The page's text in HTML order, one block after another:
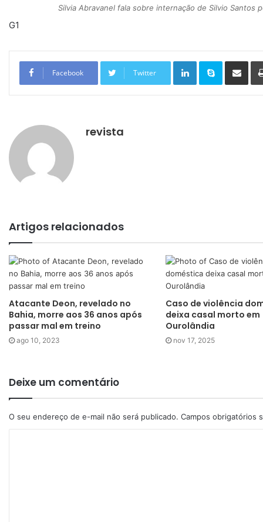
Silvia Abravanel fala sobre internação de Silvio Santos
G1
Facebook Twitter
Linkedin Skype
revista
Artigos relacionados
Atacante Deon, revelado no
Bahia, morre aos 36 anos após
passar mal em treino
ago 10, 2023
Caso de violência
deixa casal morto em
Ourolândia
nov 17, 2025
Deixe um comentário
O seu endereço de e-mail não será publicado. Campos obrigatórios